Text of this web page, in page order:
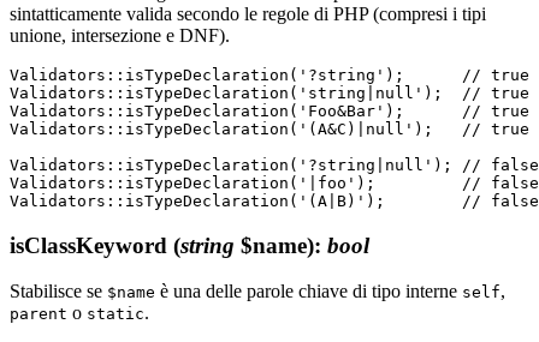
sintatticamente valida secondo le regole di PHP (compresi i tipi
unione, intersezione e DNF).
Validators::isTypeDeclaration('?string');      // true
Validators::isTypeDeclaration('string|null');  // true
Validators::isTypeDeclaration('Foo&Bar');      // true
Validators::isTypeDeclaration('(A&C)|null');   // true
Validators::isTypeDeclaration('?string|null'); // false
Validators::isTypeDeclaration('|foo');         // false
isClassKeyword (string $name): bool
Stabilisce se $name è una delle parole chiave di tipo interne self,
parent o static.